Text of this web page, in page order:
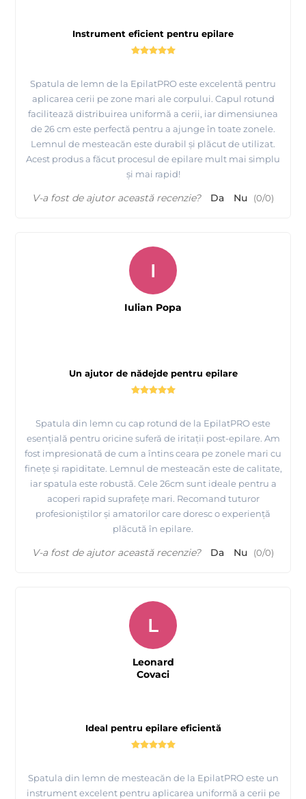
Instrument eficient pentru epilare
Spatula de lemn de la EpilatPRO este excelentă pentru
aplicarea cerii pe zone mari ale corpului. Capul rotund
facilitează distribuirea uniformă a cerii, iar dimensiunea
de 26 cm este perfectă pentru a ajunge în toate zonele.
Lemnul de mesteacăn este durabil și plăcut de utilizat.
Acest produs a făcut procesul de epilare mult mai simplu
și mai rapid!
V-a fost de ajutor această recenzie? Da Nu (0/0)
Un ajutor de nădejde pentru epilare
Spatula din lemn cu cap rotund de la EpilatPRO este
esențială pentru oricine suferă de iritații post-epilare. Am
fost impresionată de cum a întins ceara pe zonele mari cu
finețe și rapiditate. Lemnul de mesteacăn este de calitate,
iar spatula este robustă. Cele 26cm sunt ideale pentru a
acoperi rapid suprafețe mari. Recomand tuturor
profesioniștilor și amatorilor care doresc o experiență
plăcută în epilare.
I
Iulian Popa
V-a fost de ajutor această recenzie? Da Nu (0/0)
Ideal pentru epilare eficientă
Spatula din lemn de mesteacăn de la EpilatPRO este un
instrument excelent pentru aplicarea uniformă a cerii pe
L
Leonard
Covaci